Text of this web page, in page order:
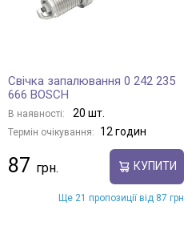
Свічка запалювання 0 242 235
666 BOSCH
В наявності: 20 шт.
Термін очікування: 12 годин
87 КУПИТИ
Ще 21 пропозиції від 87 грн